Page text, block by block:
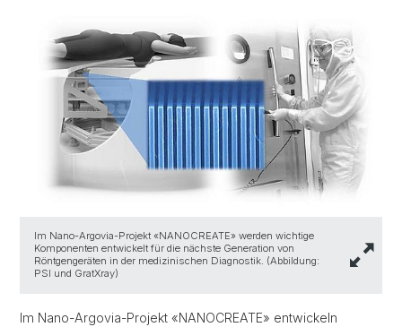
Im Nano-Argovia-Projekt «NANOCREATE» werden wichtige
Komponenten entwickelt für die nächste Generation von
Röntgengeräten in der medizinischen Diagnostik. (Abbildung:
PSI und GratXray)
Im Nano-Argovia-Projekt «NANOCREATE» entwickeln